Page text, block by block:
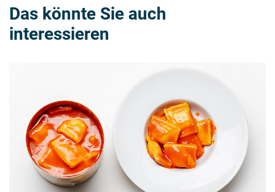
Das könnte Sie auch
interessieren